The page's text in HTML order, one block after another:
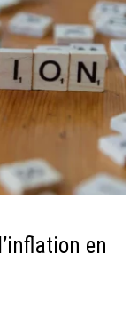
en